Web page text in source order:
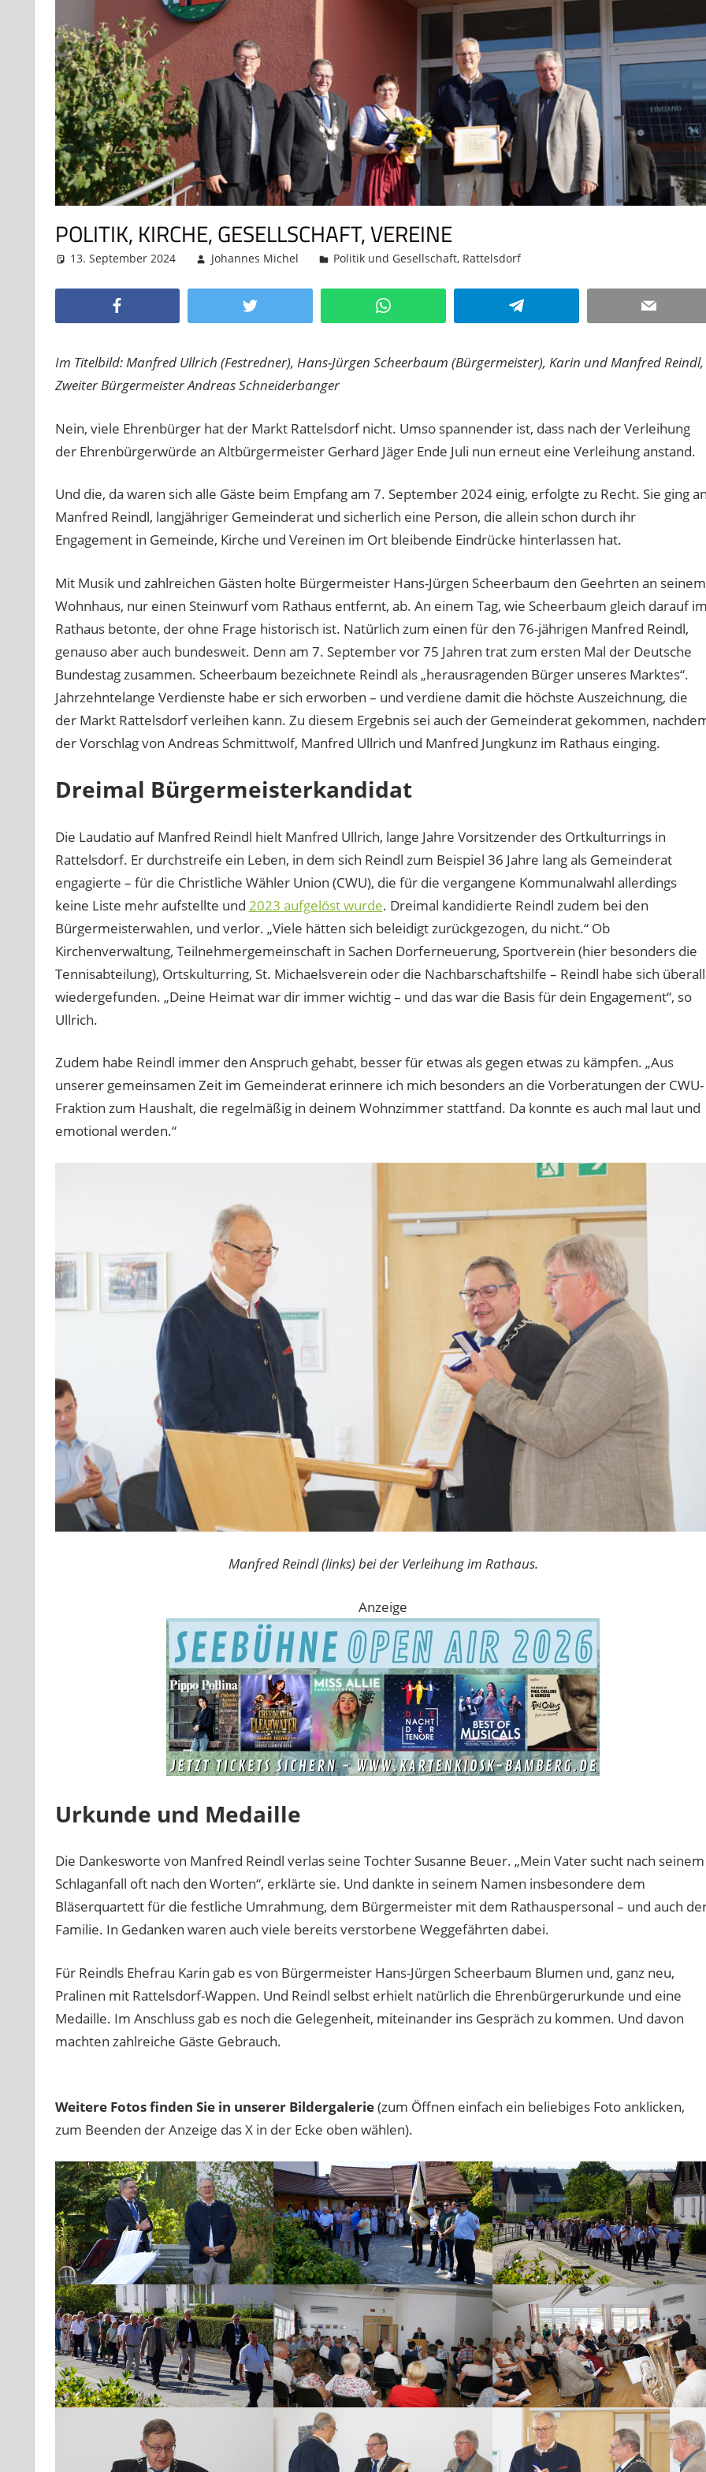
POLITIK, KIRCHE, GESELLSCHAFT, VEREINE
13. September 2024 Johannes Michel Politik und Gesellschaft, Rattelsdorf
Twitter WhatsApp Telegram Email
Im Titelbild: Manfred Ullrich (Festredner), Hans-Jürgen Scheerbaum (Bürgermeister), Karin und Manfred Reindl,
Zweiter Bürgermeister Andreas Schneiderbanger
Nein, viele Ehrenbürger hat der Markt Rattelsdorf nicht. Umso spannender ist, dass nach der Verleihung
der Ehrenbürgerwürde an Altbürgermeister Gerhard Jäger Ende Juli nun erneut eine Verleihung anstand.
Und die, da waren sich alle Gäste beim Empfang am 7. September 2024 einig, erfolgte zu Recht. Sie ging
Manfred Reindl, langjähriger Gemeinderat und sicherlich eine Person, die allein schon durch ihr
Engagement in Gemeinde, Kirche und Vereinen im Ort bleibende Eindrücke hinterlassen hat.
Mit Musik und zahlreichen Gästen holte Bürgermeister Hans-Jürgen Scheerbaum den Geehrten an seinem
Wohnhaus, nur einen Steinwurf vom Rathaus entfernt, ab. An einem Tag, wie Scheerbaum gleich darauf
Rathaus betonte, der ohne Frage historisch ist. Natürlich zum einen für den 76-jährigen Manfred Reindl,
genauso aber auch bundesweit. Denn am 7. September vor 75 Jahren trat zum ersten Mal der Deutsche
Bundestag zusammen. Scheerbaum bezeichnete Reindl als „herausragenden Bürger unseres Marktes“.
Jahrzehntelange Verdienste habe er sich erworben – und verdiene damit die höchste Auszeichnung, die
der Markt Rattelsdorf verleihen kann. Zu diesem Ergebnis sei auch der Gemeinderat gekommen,
der Vorschlag von Andreas Schmittwolf, Manfred Ullrich und Manfred Jungkunz im Rathaus einging.
Dreimal Bürgermeisterkandidat
Die Laudatio auf Manfred Reindl hielt Manfred Ullrich, lange Jahre Vorsitzender des Ortkulturrings in
Rattelsdorf. Er durchstreife ein Leben, in dem sich Reindl zum Beispiel 36 Jahre lang als Gemeinderat
engagierte – für die Christliche Wähler Union (CWU), die für die vergangene Kommunalwahl allerdings
keine Liste mehr aufstellte und 2023 aufgelöst wurde. Dreimal kandidierte Reindl zudem bei den
Bürgermeisterwahlen, und verlor. „Viele hätten sich beleidigt zurückgezogen, du nicht.“ Ob
Kirchenverwaltung, Teilnehmergemeinschaft in Sachen Dorferneuerung, Sportverein (hier besonders die
Tennisabteilung), Ortskulturring, St. Michaelsverein oder die Nachbarschaftshilfe – Reindl habe sich überall
wiedergefunden. „Deine Heimat war dir immer wichtig – und das war die Basis für dein Engagement“, so
Ullrich.
Zudem habe Reindl immer den Anspruch gehabt, besser für etwas als gegen etwas zu kämpfen. „Aus
unserer gemeinsamen Zeit im Gemeinderat erinnere ich mich besonders an die Vorberatungen der CWU-
Fraktion zum Haushalt, die regelmäßig in deinem Wohnzimmer stattfand. Da konnte es auch mal laut und
emotional werden.“
Manfred Reindl (links) bei der Verleihung im Rathaus.
Anzeige
Urkunde und Medaille
Die Dankesworte von Manfred Reindl verlas seine Tochter Susanne Beuer. „Mein Vater sucht nach seinem
Schlaganfall oft nach den Worten“, erklärte sie. Und dankte in seinem Namen insbesondere dem
Bläserquartett für die festliche Umrahmung, dem Bürgermeister mit dem Rathauspersonal – und auch
Familie. In Gedanken waren auch viele bereits verstorbene Weggefährten dabei.
Für Reindls Ehefrau Karin gab es von Bürgermeister Hans-Jürgen Scheerbaum Blumen und, ganz neu,
Pralinen mit Rattelsdorf-Wappen. Und Reindl selbst erhielt natürlich die Ehrenbürgerurkunde und eine
Medaille. Im Anschluss gab es noch die Gelegenheit, miteinander ins Gespräch zu kommen. Und davon
machten zahlreiche Gäste Gebrauch.
Weitere Fotos finden Sie in unserer Bildergalerie(zum Öffnen einfach ein beliebiges Foto anklicken,
zum Beenden der Anzeige das X in der Ecke oben wählen).